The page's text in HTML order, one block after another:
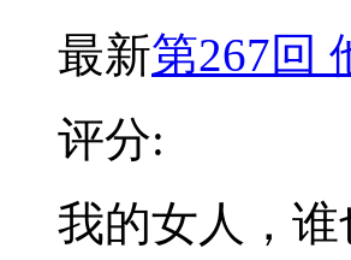
最新第267回
评分:
我的女人，